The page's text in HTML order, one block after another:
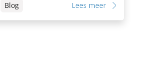
Blog Lees meer